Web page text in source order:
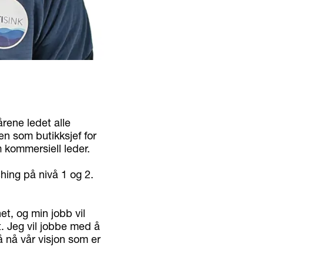
ledet alle
som butikksjef for
leder.
på nivå 1 og 2.
og min jobb vil
Jeg vil jobbe med å
vår visjon som er